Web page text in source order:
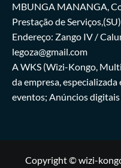
MBUNGA MANANGA,
Prestação de
Endereço: Zango IV /
legoza@gmail.com
A WKS (Wizi-Kongo,
da empresa,
eventos; Anúncios
Copyright © wizi-